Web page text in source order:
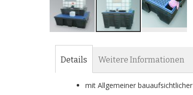
Anfang
Details
mit Allgemeiner bauaufsichtlicher
Weitere Informationen